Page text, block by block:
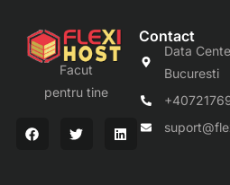
Facut
pentru tine
Contact
Data
Bucuresti